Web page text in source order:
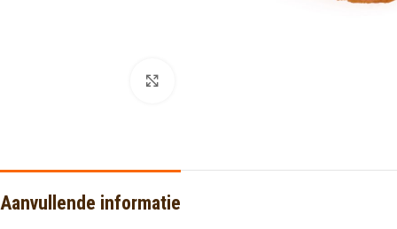
Aanvullende informatie